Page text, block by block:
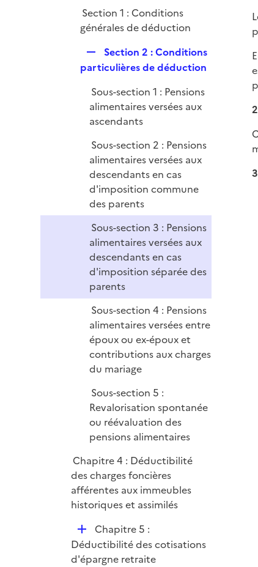
i
e
Section 1 : Conditions
générales de déduction
e
l
i
e
Section 2 : Conditions
particulières de déduction
Sous-section 1 : Pensions
alimentaires versées aux
ascendants
Sous-section 2 : Pensions
alimentaires versées aux
descendants en cas
d'imposition commune
des parents
Sous-section 3 : Pensions
alimentaires versées aux
descendants en cas
d'imposition séparée des
parents
Sous-section 4 : Pensions
alimentaires versées entre
époux ou ex-époux et
contributions aux charges
du mariage
Sous-section 5 :
Revalorisation spontanée
ou réévaluation des
pensions alimentaires
Chapitre 4 : Déductibilité
des charges foncières
afférentes aux immeubles
historiques et assimilés
D
é
p
Chapitre 5 :
Déductibilité des cotisations
d'épargne retraite